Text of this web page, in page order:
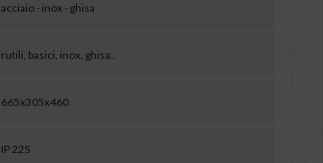
acciaio - inox - ghisa
rutili, basici, inox, ghisa..
665x305x460
IP 22S